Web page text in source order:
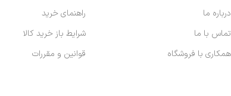
درباره ما
تماس با ما
همکاری با فروشگاه
راهنمای خرید
شرایط باز خرید کالا
قوانین و مقررات